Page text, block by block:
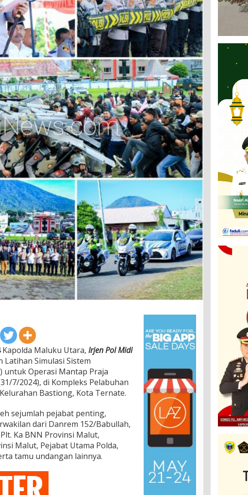
Kapolda Maluku Utara, Irjen Pol Midi
Latihan Simulasi Sistem
untuk Operasi Mantap Praja
7/2024), di Kompleks Pelabuhan
Bastiong, Kota Ternate.
sejumlah pejabat penting,
dari Danrem 152/Babullah,
Ka BNN Provinsi Malut,
Malut, Pejabat Utama Polda,
tamu undangan lainnya.